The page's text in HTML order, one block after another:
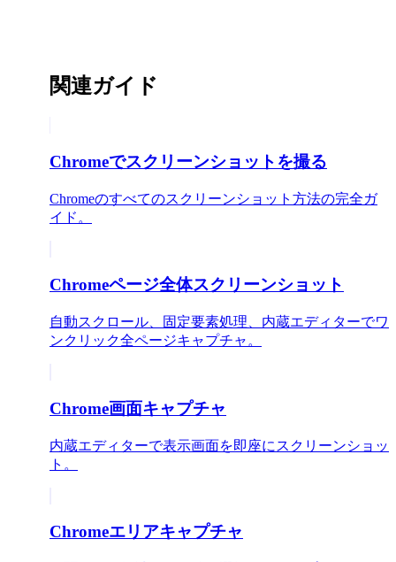
関連ガイド
Chromeでスクリーンショットを撮る
Chromeのすべてのスクリーンショット方法の完全ガ
イド。
Chromeページ全体スクリーンショット
自動スクロール、固定要素処理、内蔵エディターでワ
ンクリック全ページキャプチャ。
Chrome画面キャプチャ
内蔵エディターで表示画面を即座にスクリーンショッ
ト。
Chromeエリアキャプチャ